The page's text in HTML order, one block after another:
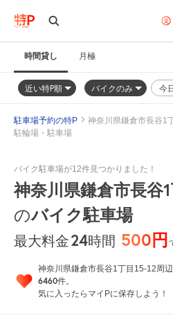
時間貸し 月極
近い特P順 バイクのみ 今
駐車場予約の特P
神奈川県鎌倉市長谷1
駐輪場・駐車場
バイク駐車場が12件見つかりました！
神奈川県鎌倉市長谷
のバイク駐車場
最大料金24時間 500円
神奈川県鎌倉市長谷1丁目15-12周
6460件。
気に入ったらマイPに保存しよう！